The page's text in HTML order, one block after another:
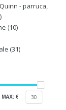
- parruca,
(10)
(31)
MAX: € 30